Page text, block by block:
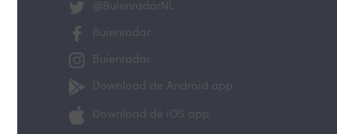
@BuienradarNL
Buienradar
Buienradar
Download de Android app
Download de iOS app